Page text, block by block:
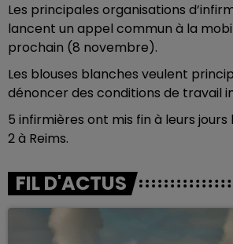
Les principales organisations
lancent un appel commun à la
prochain (8 novembre).
Les blouses blanches veulent
dénoncer des conditions de travail
5 infirmières ont mis fin à leurs jours
2 à Reims.
FIL D'ACTUS